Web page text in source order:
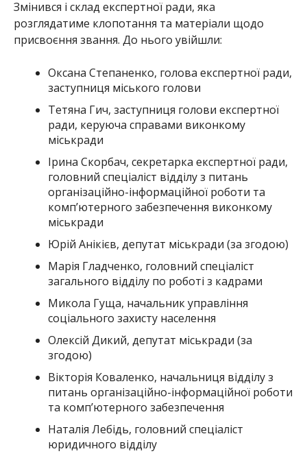
Змінився і склад експертної ради, яка
розглядатиме клопотання та матеріали щодо
присвоєння звання. До нього увійшли:
Оксана Степаненко, голова експертної ради,
заступниця міського голови
Тетяна Гич, заступниця голови експертної
ради, керуюча справами виконкому
міськради
Ірина Скорбач, секретарка експертної ради,
головний спеціаліст відділу з питань
організаційно-інформаційної роботи та
комп’ютерного забезпечення виконкому
міськради
Юрій Анікієв, депутат міськради (за згодою)
Марія Гладченко, головний спеціаліст
загального відділу по роботі з кадрами
Микола Гуща, начальник управління
соціального захисту населення
Олексій Дикий, депутат міськради (за
згодою)
Вікторія Коваленко, начальниця відділу з
питань організаційно-інформаційної роботи
та комп’ютерного забезпечення
Наталія Лебідь, головний спеціаліст
юридичного відділу